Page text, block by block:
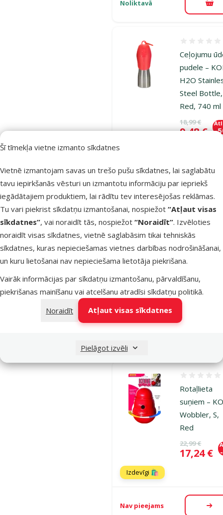
Šī tīmekļa vietne izmanto sīkdatnes
Vietnē izmantojam savas un trešo pušu sīkdatnes, lai saglabātu
tavu iepirkšanās vēsturi un izmantotu informāciju par iepriekš
iegādātajiem produktiem, lai rādītu tev interesējošas reklāmas.
Tu vari piekrist sīkdatņu izmantošanai, nospiežot “Atļaut visas
sīkdatnes”, vai noraidīt tās, nospiežot “Noraidīt”. Izvēloties
noraidīt visas sīkdatnes, vietnē saglabāsim tikai tehniskās
sīkdatnes, kuras nepieciešamas vietnes darbības nodrošināšanai,
un kuru lietošanai nav nepieciešama lietotāja piekrišana.
Vairāk informācijas par sīkdatņu izmantošanu, pārvaldīšanu,
piekrišanas mainīšanu vai atcelšanu atradīsi sīkdatņu politikā.
Noraidīt
Atļaut visas sīkdatnes
Pielāgot izvēli
Noliktavā
Ceļojumu
pudele –
H2O
Steel Bottle,
Red, 740 ml
Oriģinālā
18,99 €
Cena
9,48 € -
Rotaļlieta
suņiem –
Wobbler, L,
Red
Cena
22,48 €
Izdevīgi 🛍️
Nav pieejams
piegāde
Rotaļlieta
suņiem –
Wobbler, S,
Red
Oriģinālā
22,99 €
Cena
17,24 €
Izdevīgi 🛍️
Nav pieejams